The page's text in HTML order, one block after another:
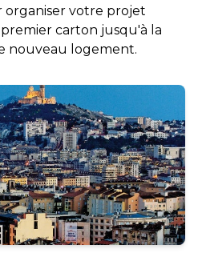
organiser votre projet
carton jusqu'à la
nouveau logement.